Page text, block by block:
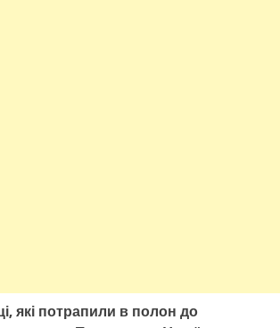
які потрапили в полон до